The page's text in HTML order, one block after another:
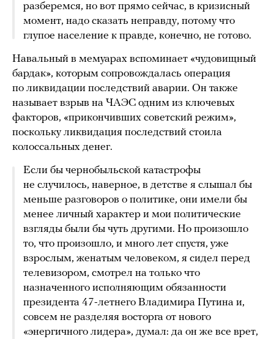
разберемся, но вот прямо сейчас, в кризисный
момент, надо сказать неправду, потому что
глупое население к правде, конечно, не готово.
Навальный в мемуарах вспоминает «чудовищный
бардак», которым сопровождалась операция
по ликвидации последствий аварии. Он также
называет взрыв на ЧАЭС одним из ключевых
факторов, «прикончивших советский режим»,
поскольку ликвидация последствий стоила
колоссальных денег.
Если бы чернобыльской катастрофы
не случилось, наверное, в детстве я слышал бы
меньше разговоров о политике, они имели бы
менее личный характер и мои политические
взгляды были бы чуть другими. Но произошло
то, что произошло, и много лет спустя, уже
взрослым, женатым человеком, я сидел перед
телевизором, смотрел на только что
назначенного исполняющим обязанности
президента 47-летнего Владимира Путина и,
совсем не разделяя восторга от нового
«энергичного лидера», думал: да он же все врет,